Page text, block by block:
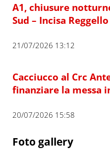
A1, chiusure
Sud – Incisa Reggello
21/07/2026 13:12
Cacciucco al Crc
finanziare la messa
20/07/2026 15:58
Foto gallery